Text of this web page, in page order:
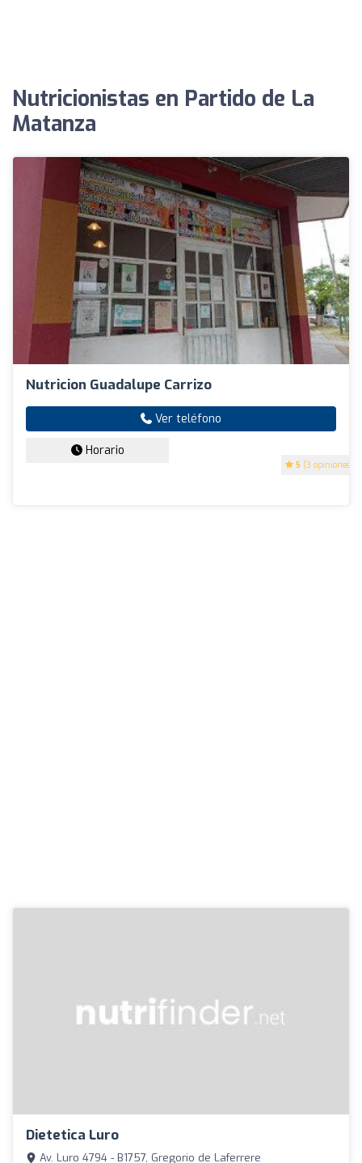
Nutricionistas en Partido de La
Matanza
Nutricion Guadalupe Carrizo
5 (3 opiniones)
Ver teléfono
Horario
Dietetica Luro
Av. Luro 4794 - B1757, Gregorio de Laferrere